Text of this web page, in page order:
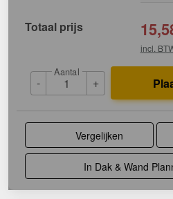
Totaal prijs
incl.
-
Aantal
+
Vergelijken
In Dak & Wand